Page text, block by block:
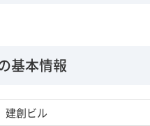
基本情報
建創ビル